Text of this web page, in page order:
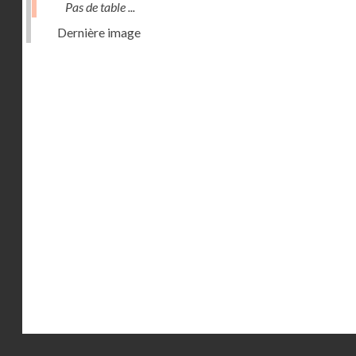
Pas de table ...
Dernière image